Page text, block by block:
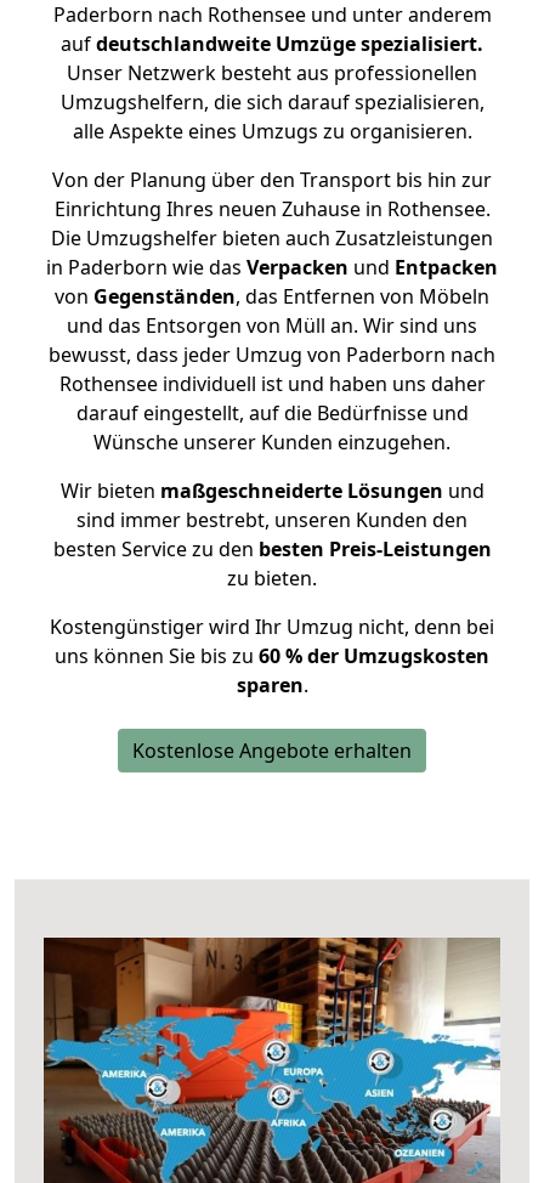
Paderborn nach Rothensee und unter anderem
aufdeutschlandweite Umzüge spezialisiert.
Unser Netzwerk besteht aus professionellen
Umzugshelfern, die sich darauf spezialisieren,
alle Aspekte eines Umzugs zu organisieren.
Von der Planung über den Transport bis hin zur
Einrichtung Ihres neuen Zuhause in Rothensee.
Die Umzugshelfer bieten auch Zusatzleistungen
in Paderborn wie das Verpacken und Entpacken
von Gegenständen, das Entfernen von Möbeln
und das Entsorgen von Müll an. Wir sind uns
bewusst, dass jeder Umzug von Paderborn nach
Rothensee individuell ist und haben uns daher
darauf eingestellt, auf die Bedürfnisse und
Wünsche unserer Kunden einzugehen.
Wir bieten maßgeschneiderte Lösungen und
sind immer bestrebt, unseren Kunden den
besten Service zu den besten Preis-Leistungen
zu bieten.
Kostengünstiger wird Ihr Umzug nicht, denn bei
uns können Sie bis zu 60 % der Umzugskosten
sparen.
Kostenlose Angebote erhalten